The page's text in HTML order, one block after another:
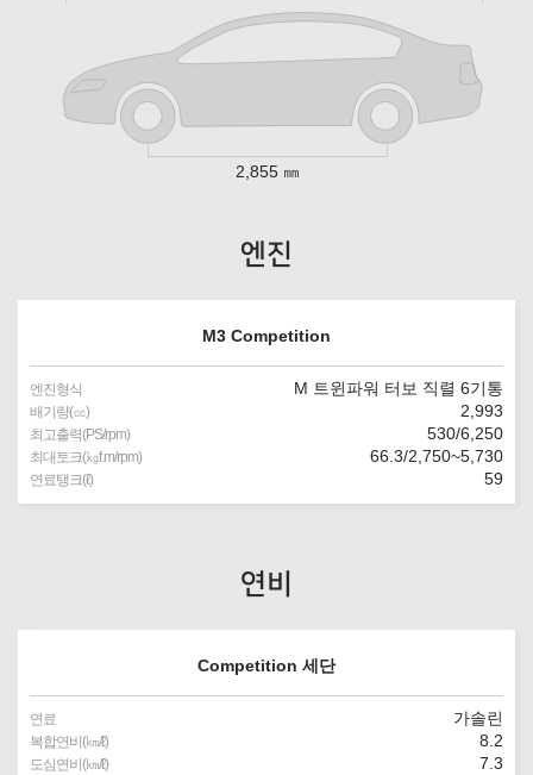
2,855 ㎜
엔진
M3 Competition
엔진형식 M 트윈파워 터보 직렬 6기통
배기량(㏄) 2,993
최고출력(PS/rpm) 530/6,250
최대토크(㎏f.m/rpm) 66.3/2,750~5,730
연료탱크(ℓ) 59
연비
Competition 세단
연료 가솔린
복합연비(㎞/ℓ) 8.2
도심연비(㎞/ℓ) 7.3